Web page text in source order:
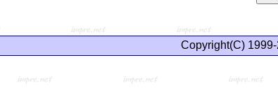
Copyright(C)